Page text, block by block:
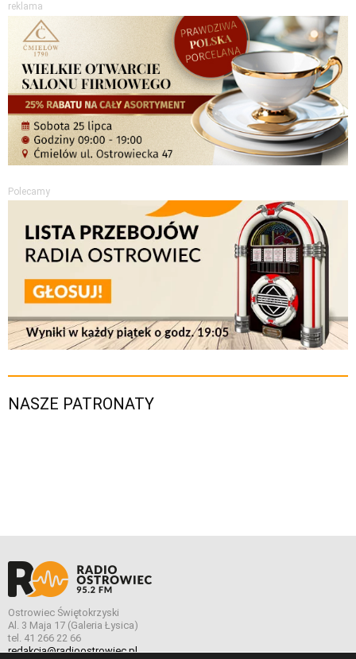
reklama
Polecamy
NASZE PATRONATY
Ostrowiec Świętokrzyski
Al. 3 Maja 17 (Galeria Łysica)
tel. 41 266 22 66
redakcja@radioostrowiec.pl